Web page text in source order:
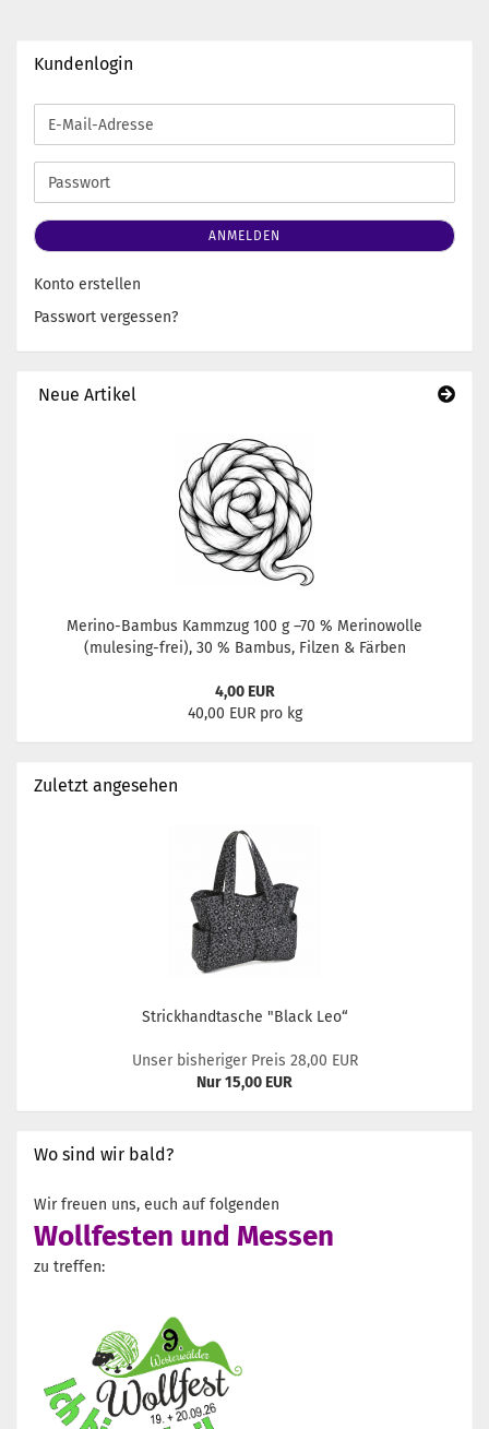
Kundenlogin
E-
Mail-
Adresse
Passwort
ANMELDEN
Konto erstellen
Passwort vergessen?
Neue Artikel
Merino-Bambus Kammzug 100 g –70 % Merinowolle
(mulesing-frei), 30 % Bambus, Filzen & Färben
4,00 EUR
40,00 EUR pro kg
Zuletzt angesehen
Strickhandtasche "Black Leo“
Unser bisheriger Preis 28,00 EUR
Nur 15,00 EUR
Wo sind wir bald?
Wir freuen uns, euch auf folgenden
Wollfesten und Messen
zu treffen: